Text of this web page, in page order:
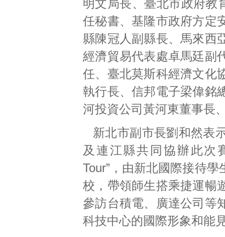
明文局長、臺北市政府教
任秘書、基隆市政府方定
縣陳冠人副縣長、馬來西
經濟貿易代表處卓馬廷副
任、臺北莫斯科經濟文化
執行長、信邦電子梁偉銘
河投資公司黃河東董事長
新北市副市長劉和然表
及連江縣共同協辦此次
Tour”，由新北國際接待
校，帶領師生搭乘捷運暢
參訪台積電、廣達公司等
科技中心的國際形象和能